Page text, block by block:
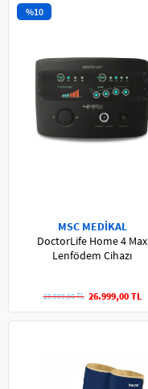
MSC MEDİKAL
DoctorLife Home 4 Max
Lenfödem Cihazı
26.999,00 TL
29.999,00 TL
%10